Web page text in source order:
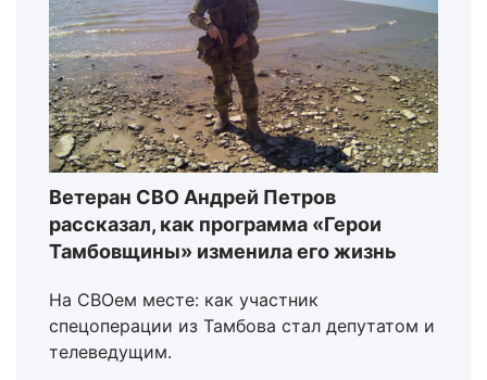
Ветеран СВО Андрей Петров
рассказал, как программа «Герои
Тамбовщины» изменила его жизнь
На СВОем месте: как участник
спецоперации из Тамбова стал депутатом и
телеведущим.